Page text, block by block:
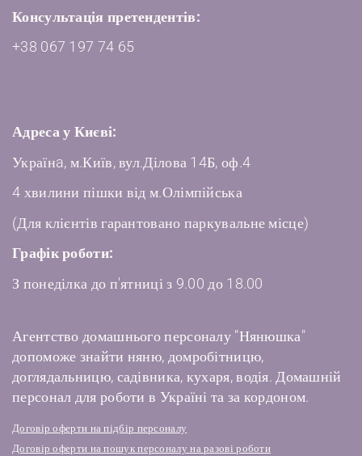
Консультація претендентів:
+38 067 197 74 65
Адреса у Києві:
Українa, м.Київ, вул.Ділова 14Б, оф.4
4 хвилини пішки від м.Олімпійська
(Для клієнтів гарантовано паркувальне місце)
Графік роботи:
З понеділка до п'ятниці з 9.00 до 18.00
Агентство домашнього персоналу "Нянюшка"
допоможе знайти няню, домробітницю,
доглядальницю, садівника, кухаря, водія. Домашній
персонал для роботи в Україні та за кордоном.
Договір оферти на підбір персоналу
Договір оферти на пошук персоналу на разові роботи